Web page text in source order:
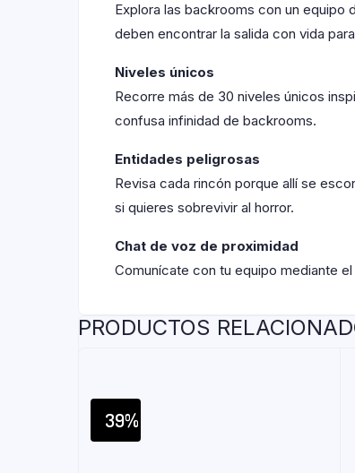
Explora las backrooms con un equipo
deben encontrar la salida con vida
Niveles únicos
Recorre más de 30 niveles únicos
confusa infinidad de backrooms.
Entidades peligrosas
Revisa cada rincón porque allí se
si quieres sobrevivir al horror.
Chat de voz de proximidad
Comunícate con tu equipo mediante
PRODUCTOS
39%